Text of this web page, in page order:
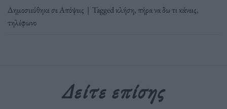
Δημοσιεύθηκε σεΑπόψεις | Taggedκλήση,πήρα να δω τι κάνεις,
τηλέφωνο
Δείτε επίσης